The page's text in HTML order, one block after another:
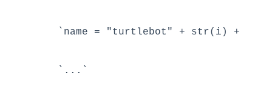
`name = "turtlebot" + str(i) + "_"
    `...`